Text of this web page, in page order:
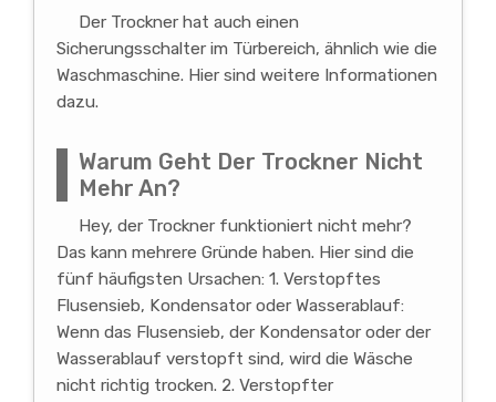
Der Trockner hat auch einen
Sicherungsschalter im Türbereich, ähnlich wie die
Waschmaschine. Hier sind weitere Informationen
dazu.
Warum Geht Der Trockner Nicht
Mehr An?
Hey, der Trockner funktioniert nicht mehr?
Das kann mehrere Gründe haben. Hier sind die
fünf häufigsten Ursachen: 1. Verstopftes
Flusensieb, Kondensator oder Wasserablauf:
Wenn das Flusensieb, der Kondensator oder der
Wasserablauf verstopft sind, wird die Wäsche
nicht richtig trocken. 2. Verstopfter